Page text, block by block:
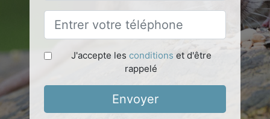
J'accepte les conditions et d'être
rappelé
Envoyer